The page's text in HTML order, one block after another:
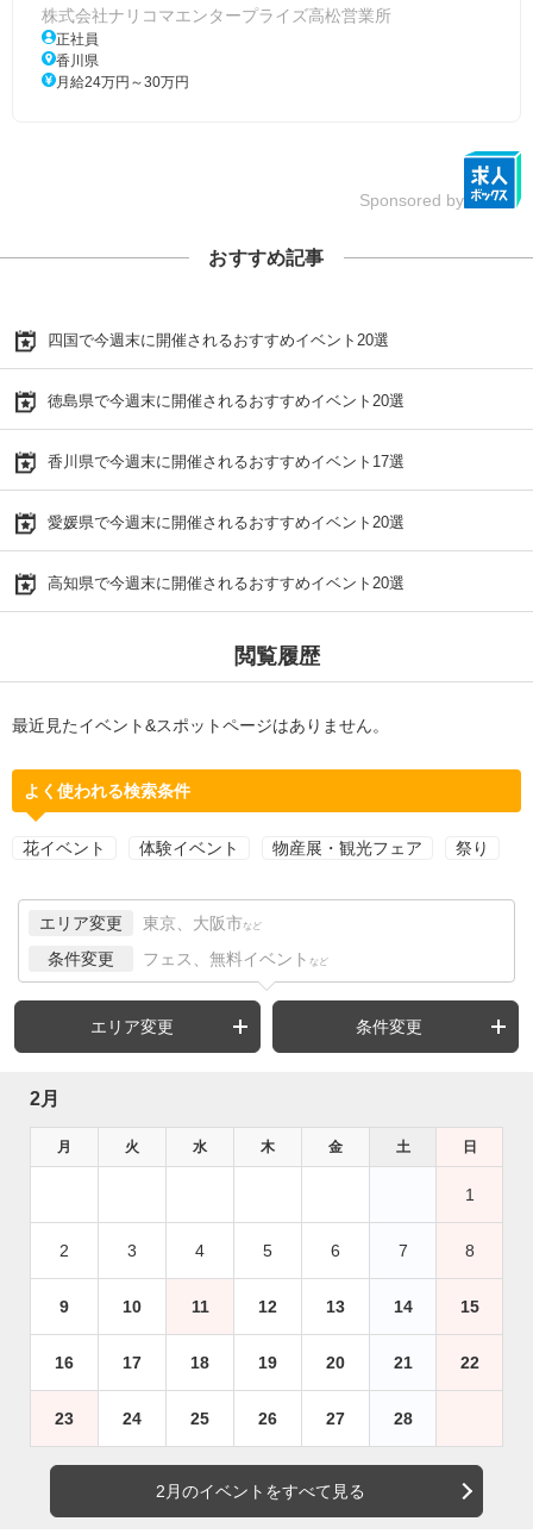
株式会社ナリコマエンタープライズ高松営業所
正社員
香川県
月給24万円～30万円
Sponsored by
おすすめ記事
四国で今週末に開催されるおすすめイベント20選
徳島県で今週末に開催されるおすすめイベント20選
香川県で今週末に開催されるおすすめイベント17選
愛媛県で今週末に開催されるおすすめイベント20選
高知県で今週末に開催されるおすすめイベント20選
閲覧履歴
最近見たイベント&スポットページはありません。
よく使われる検索条件
花イベント 体験イベント 物産展・観光フェア 祭り
エリア変更 東京、大阪市 など
条件変更 フェス、無料イベント など
エリア変更 条件変更
2月
月 火 水 木 金 土 日
1
2 3 4 5 6 7 8
9 10 11 12 13 14 15
16 17 18 19 20 21 22
23 24 25 26 27 28
2月のイベントをすべて見る